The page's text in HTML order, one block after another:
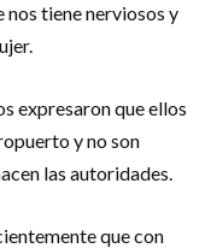
nos tiene nerviosos y
expresaron que ellos
y no son
las autoridades.
que con